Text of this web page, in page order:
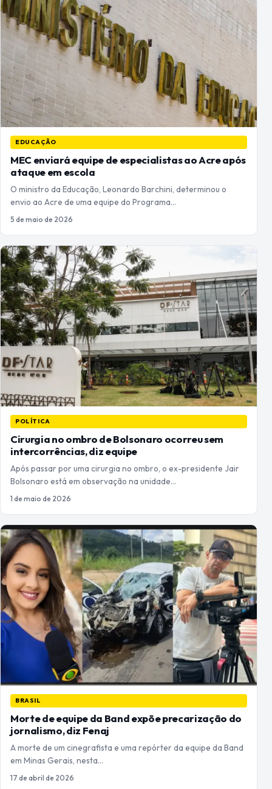
EDUCAÇÃO
MEC enviará equipe de especialistas ao Acre após
ataque em escola
O ministro da Educação, Leonardo Barchini, determinou o
envio ao Acre de uma equipe do Programa…
5 de maio de 2026
POLÍTICA
Cirurgia no ombro de Bolsonaro ocorreu sem
intercorrências, diz equipe
Após passar por uma cirurgia no ombro, o ex-presidente Jair
Bolsonaro está em observação na unidade…
1 de maio de 2026
BRASIL
Morte de equipe da Band expõe precarização do
jornalismo, diz Fenaj
A morte de um cinegrafista e uma repórter da equipe da Band
em Minas Gerais, nesta…
17 de abril de 2026